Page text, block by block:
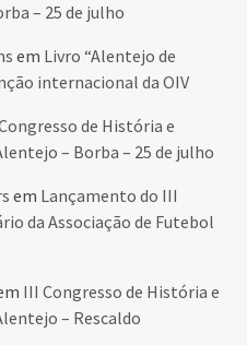
– 25 de julho
em Livro “Alentejo de
internacional da OIV
de História e
– Borba – 25 de julho
em Lançamento do III
da Associação de Futebol
III Congresso de História e
– Rescaldo